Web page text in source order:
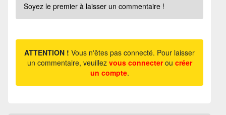
Soyez le premier à laisser un commentaire !
ATTENTION ! Vous n'êtes pas connecté. Pour laisser
un commentaire, veuillez vous connecterou créer
un compte.